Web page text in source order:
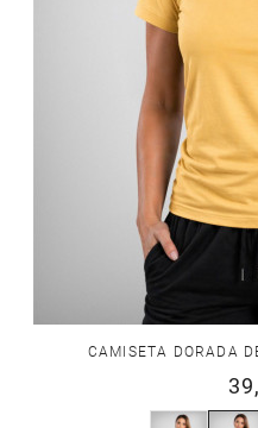
CAMISETA DORADA